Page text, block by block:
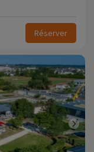
Réserver